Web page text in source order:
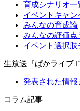
育成シナリオ一
イベントキャン
みんなの育成論
みんなの評価点
イベント選択肢
生放送『ぱかライブ
発表された情報
コラム記事